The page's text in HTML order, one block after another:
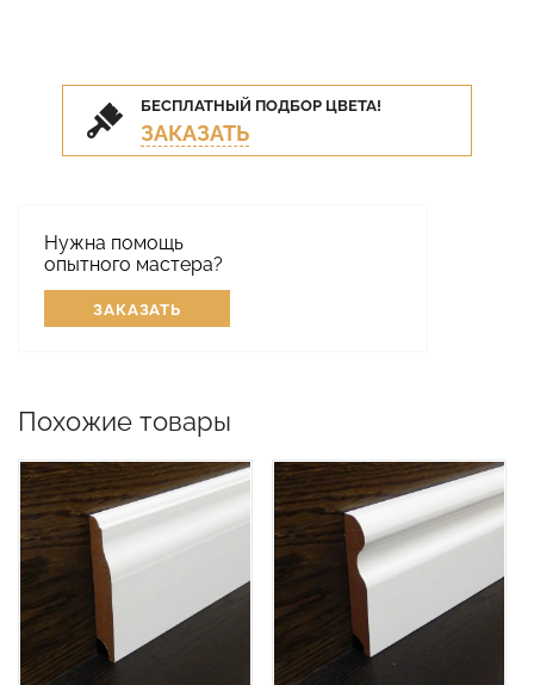
БЕСПЛАТНЫЙ ПОДБОР ЦВЕТА!
ЗАКАЗАТЬ
Нужна помощь
опытного мастера?
ЗАКАЗАТЬ
Похожие товары